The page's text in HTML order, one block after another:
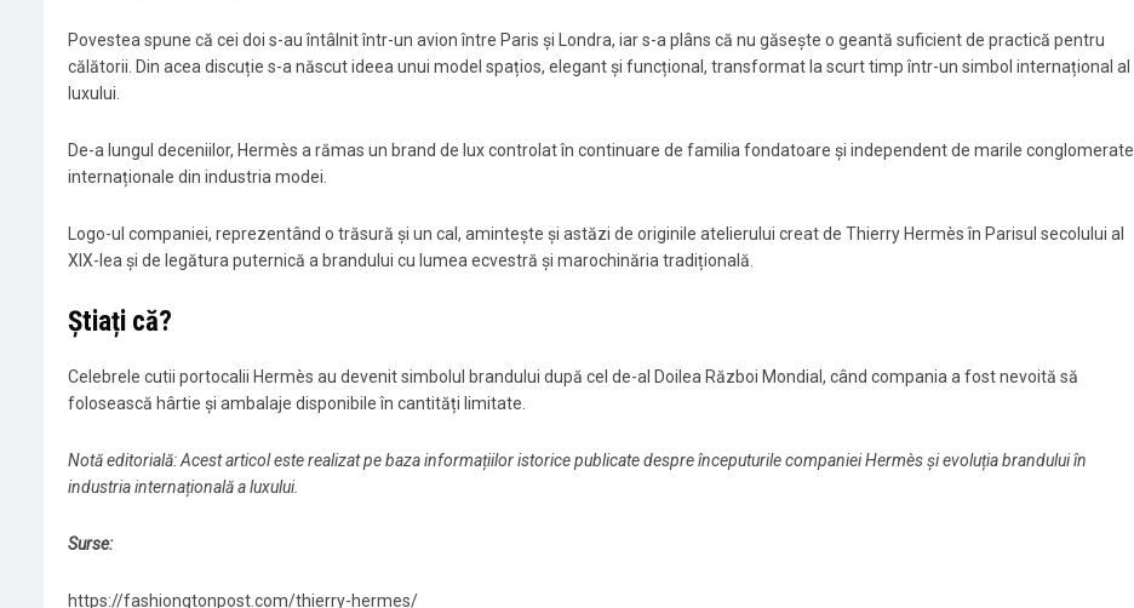
Povestea spune că cei doi s-au întâlnit într-un avion între Paris și Londra, iar s-a plâns că nu găsește o geantă suficient de practică pentru
călătorii. Din acea discuție s-a născut ideea unui model spațios, elegant și funcțional, transformat la scurt timp într-un simbol internațional al
luxului.
De-a lungul deceniilor, Hermès a rămas un brand de lux controlat în continuare de familia fondatoare și independent de marile conglomerate
internaționale din industria modei.
Logo-ul companiei, reprezentând o trăsură și un cal, amintește și astăzi de originile atelierului creat de Thierry Hermès în Parisul secolului al
XIX-lea și de legătura puternică a brandului cu lumea ecvestră și marochinăria tradițională.
Știați că?
Celebrele cutii portocalii Hermès au devenit simbolul brandului după cel de-al Doilea Război Mondial, când compania a fost nevoită să
folosească hârtie și ambalaje disponibile în cantități limitate.
Notă editorială: Acest articol este realizat pe baza informațiilor istorice publicate despre începuturile companiei Hermès și evoluția brandului în
industria internațională a luxului.
Surse:
https://fashiongtonpost.com/thierry-hermes/